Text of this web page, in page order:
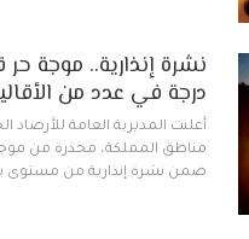
درجة في عدد من
أعلنت المديرية العامة
ضمن نشرة إنذارية من مستوى